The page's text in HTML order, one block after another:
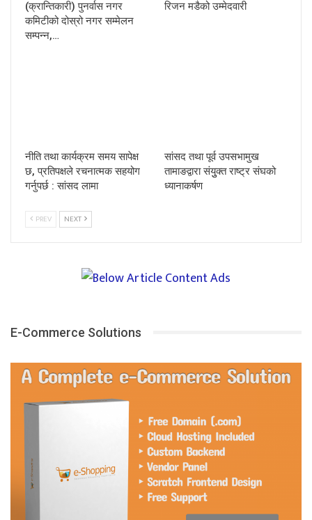
(क्रान्तिकारी) पुनर्वास नगर
कमिटीको दोस्रो नगर सम्मेलन
सम्पन्न,…
रिजन मडैको उम्मेदवारी
नीति तथा कार्यक्रम समय सापेक्ष
छ, प्रतिपक्षले रचनात्मक सहयोग
गर्नुपर्छ : सांसद लामा
सांसद तथा पूर्व उपसभामुख
तामाङद्वारा संयुुक्त राष्ट्र संघको
ध्यानाकर्षण
PREV NEXT
E-Commerce Solutions